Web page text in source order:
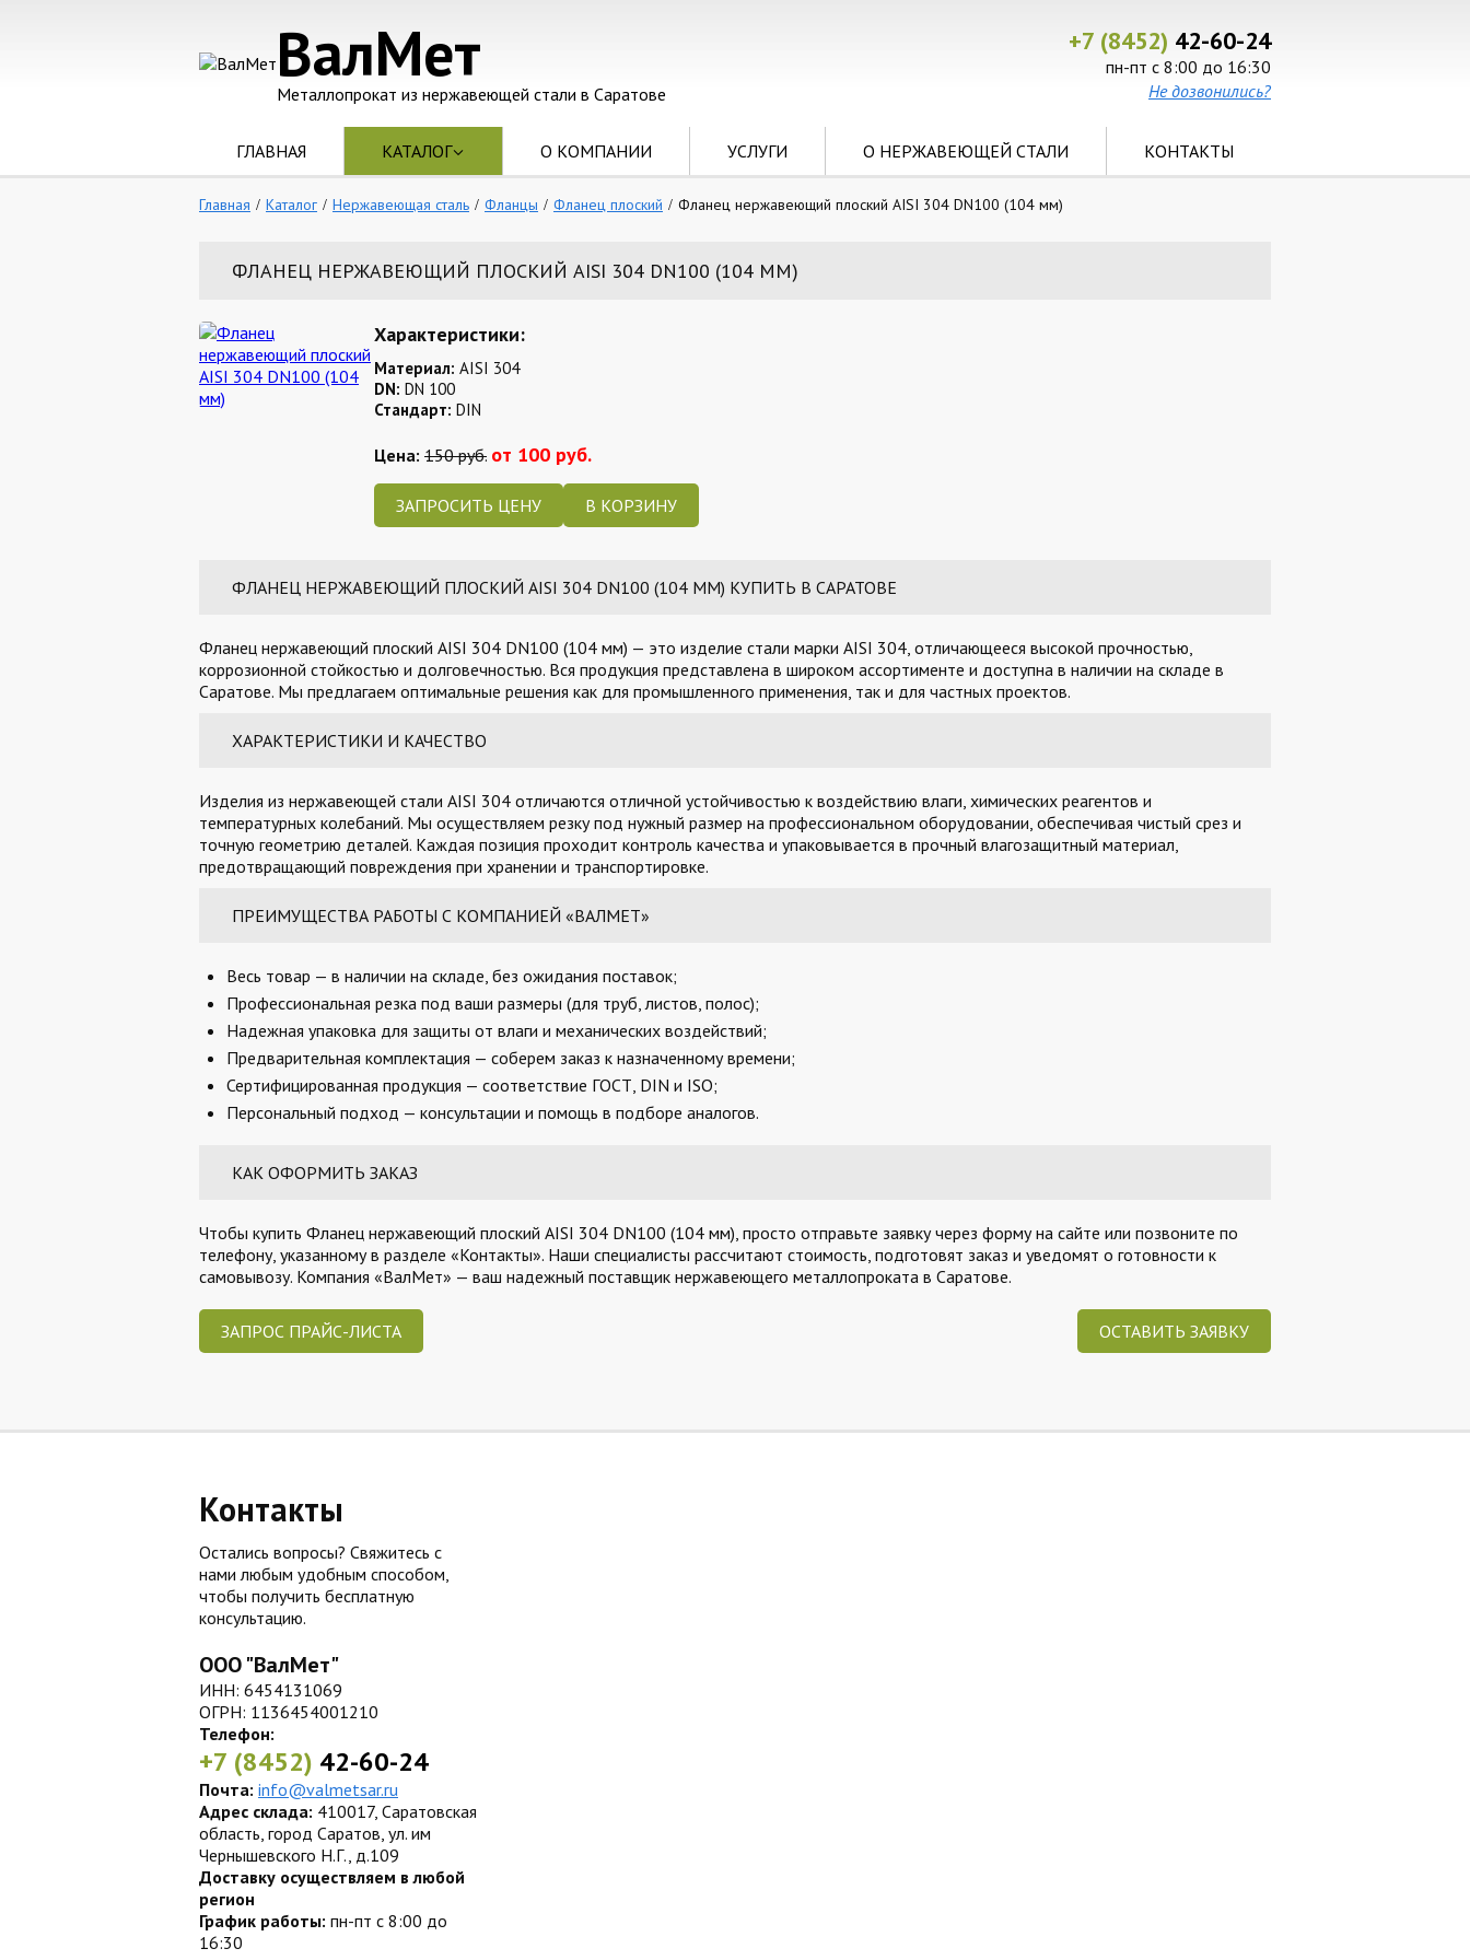
ВалМет
Металлопрокат из нержавеющей стали в Саратове
+7 (8452) 42-60-24
пн-пт с 8:00 до 16:30
Не дозвонились?
ГЛАВНАЯ КАТАЛОГ О КОМПАНИИ УСЛУГИ О НЕРЖАВЕЮЩЕЙ СТАЛИ КОНТАКТЫ
Главная Каталог Нержавеющая сталь Фланцы Фланец плоский Фланец нержавеющий плоский AISI 304 DN100 (104 мм)
ФЛАНЕЦ НЕРЖАВЕЮЩИЙ ПЛОСКИЙ AISI 304 DN100 (104 ММ)
Характеристики:
Материал: AISI 304
DN: DN 100
Стандарт: DIN
Цена: 150 руб. от 100 руб.
ЗАПРОСИТЬ ЦЕНУ
ФЛАНЕЦ НЕРЖАВЕЮЩИЙ ПЛОСКИЙ AISI 304 DN100 (104 ММ) КУПИТЬ В САРАТОВЕ
Фланец нержавеющий плоский AISI 304 DN100 (104 мм) — это изделие стали марки AISI 304, отличающееся высокой прочностью,
коррозионной стойкостью и долговечностью. Вся продукция представлена в широком ассортименте и доступна в наличии на складе в
Саратове. Мы предлагаем оптимальные решения как для промышленного применения, так и для частных проектов.
ХАРАКТЕРИСТИКИ И КАЧЕСТВО
Изделия из нержавеющей стали AISI 304 отличаются отличной устойчивостью к воздействию влаги, химических реагентов и
температурных колебаний. Мы осуществляем резку под нужный размер на профессиональном оборудовании, обеспечивая чистый срез и
точную геометрию деталей. Каждая позиция проходит контроль качества и упаковывается в прочный влагозащитный материал,
предотвращающий повреждения при хранении и транспортировке.
ПРЕИМУЩЕСТВА РАБОТЫ С КОМПАНИЕЙ «ВАЛМЕТ»
Весь товар — в наличии на складе, без ожидания поставок;
Профессиональная резка под ваши размеры (для труб, листов, полос);
Надежная упаковка для защиты от влаги и механических воздействий;
Предварительная комплектация — соберем заказ к назначенному времени;
Сертифицированная продукция — соответствие ГОСТ, DIN и ISO;
Персональный подход — консультации и помощь в подборе аналогов.
КАК ОФОРМИТЬ ЗАКАЗ
Чтобы купить Фланец нержавеющий плоский AISI 304 DN100 (104 мм), просто отправьте заявку через форму на сайте или позвоните по
телефону, указанному в разделе «Контакты». Наши специалисты рассчитают стоимость, подготовят заказ и уведомят о готовности к
самовывозу. Компания «ВалМет» — ваш надежный поставщик нержавеющего металлопроката в Саратове.
ЗАПРОС ПРАЙС-ЛИСТА ОСТАВИТЬ ЗАЯВКУ
Контакты
Остались вопросы? Свяжитесь с
нами любым удобным способом,
чтобы получить бесплатную
консультацию.
ООО "ВалМет"
ИНН: 6454131069
ОГРН: 1136454001210
Телефон:
+7 (8452) 42-60-24
Почта: info@valmetsar.ru
Адрес склада: 410017, Саратовская
область, город Саратов, ул. им
Чернышевского Н.Г., д.109
Доставку осуществляем в любой
регион
График работы: пн-пт с 8:00 до
16:30